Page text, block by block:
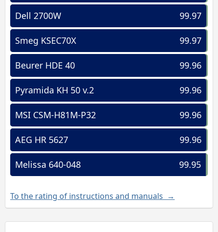
99.97
Dell 2700W
99.97
Smeg KSEC70X
99.96
Beurer HDE 40
99.96
Pyramida KH 50 v.2
99.96
MSI CSM-H81M-P32
99.96
AEG HR 5627
99.95
Melissa 640-048
To the rating of instructions and manuals →